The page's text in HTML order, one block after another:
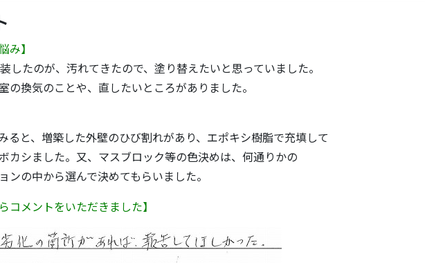
み】
したのが、汚れてきたので、塗り替えたいと思っていました。
の換気のことや、直したいところがありました。
ると、増築した外壁のひび割れがあり、エポキシ樹脂で充填して
カシました。又、マスブロック等の色決めは、何通りかの
ンの中から選んで決めてもらいました。
コメントをいただきました】